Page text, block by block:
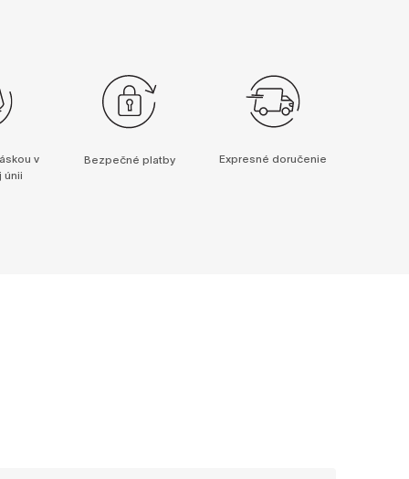
v
únii
Bezpečné platby Expresné doručenie